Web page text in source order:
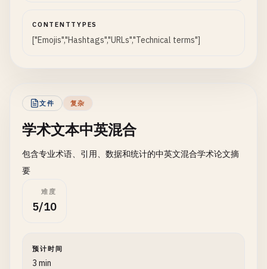
CONTENTTYPES
["Emojis","Hashtags","URLs","Technical terms"]
文件 复杂
学术文本中英混合
包含专业术语、引用、数据和统计的中英文混合学术论文摘
要
难度
5/10
预计时间
3 min